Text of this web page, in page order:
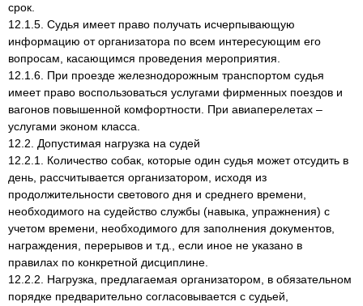
срок.
12.1.5. Судья имеет право получать исчерпывающую
информацию от организатора по всем интересующим его
вопросам, касающимся проведения мероприятия.
12.1.6. При проезде железнодорожным транспортом судья
имеет право воспользоваться услугами фирменных поездов и
вагонов повышенной комфортности. При авиаперелетах –
услугами эконом класса.
12.2. Допустимая нагрузка на судей
12.2.1. Количество собак, которые один судья может отсудить в
день, рассчитывается организатором, исходя из
продолжительности светового дня и среднего времени,
необходимого на судейство службы (навыка, упражнения) с
учетом времени, необходимого для заполнения документов,
награждения, перерывов и т.д., если иное не указано в
правилах по конкретной дисциплине.
12.2.2. Нагрузка, предлагаемая организатором, в обязательном
порядке предварительно согласовывается с судьей,